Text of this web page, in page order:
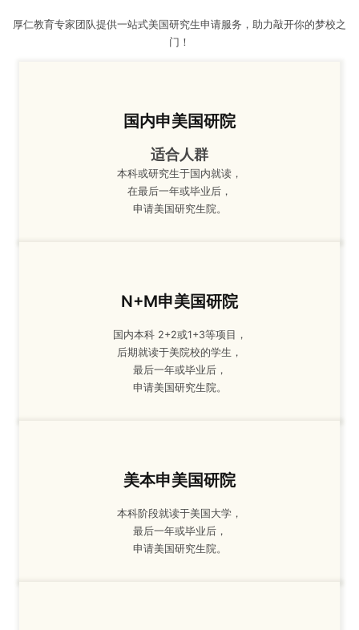
厚仁教育专家团队提供一站式美国研究生申请服务，助力敲开你的梦校之
门！
国内申美国研院
适合人群
本科或研究生于国内就读，
在最后一年或毕业后，
申请美国研究生院。
N+M申美国研院
国内本科 2+2或1+3等项目，
后期就读于美院校的学生，
最后一年或毕业后，
申请美国研究生院。
美本申美国研院
本科阶段就读于美国大学，
最后一年或毕业后，
申请美国研究生院。